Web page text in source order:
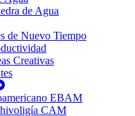
de Agua
de Nuevo Tiempo
Creativas
EBAM
CAM